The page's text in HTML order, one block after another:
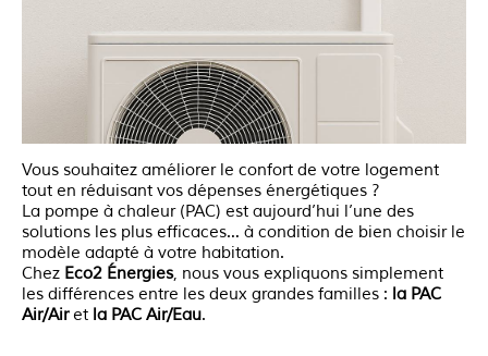
Vous souhaitez améliorer le confort de votre logement
tout en réduisant vos dépenses énergétiques ?
La pompe à chaleur (PAC) est aujourd’hui l’une des
solutions les plus efficaces… à condition de bien choisir le
modèle adapté à votre habitation.
Chez Eco2 Énergies, nous vous expliquons simplement
les différences entre les deux grandes familles : la PAC
Air/Airet la PAC Air/Eau.